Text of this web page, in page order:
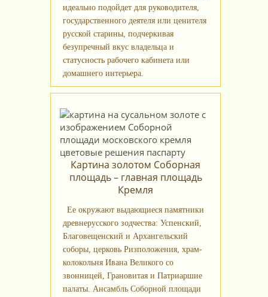
идеально подойдет для руководителя,
государственного деятеля или ценителя
русской старины, подчеркивая
безупречный вкус владельца и
статусность рабочего кабинета или
домашнего интерьера.
Картина золотом Соборная
площадь – главная площадь
Кремля
Ее окружают выдающиеся памятники
древнерусского зодчества: Успенский,
Благовещенский и Архангельский
соборы, церковь Ризположения, храм-
колокольня Ивана Великого со
звонницей, Грановитая и Патриаршие
палаты. Ансамбль Соборной площади